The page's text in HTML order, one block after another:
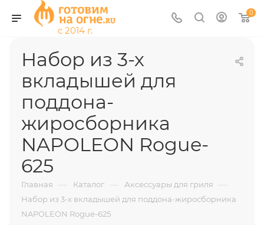
0
Набор из 3-х
вкладышей для
поддона-
жиросборника
NAPOLEON Rogue-
625
Главная — Каталог — Аксессуары для гриля —
Набор из 3-х вкладышей для поддона-жиросборника
NAPOLEON Rogue-625